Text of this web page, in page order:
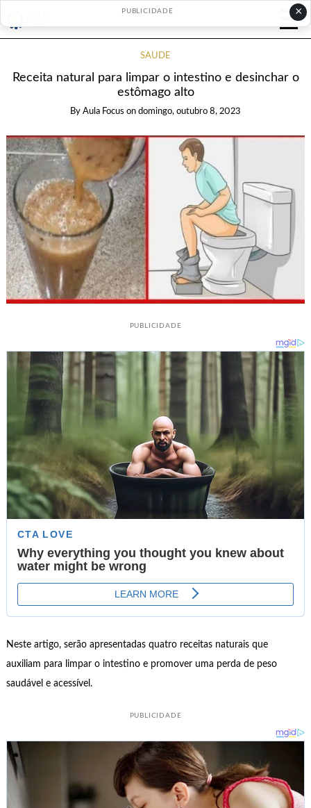
SAÚDE
Receita natural para limpar o intestino e desinchar o
estômago alto
By Aula Focus on domingo, outubro 8, 2023
PUBLICIDADE
Neste artigo, serão apresentadas quatro receitas naturais que
auxiliam para limpar o intestino e promover uma perda de peso
saudável e acessível.
PUBLICIDADE
×
PUBLICIDADE